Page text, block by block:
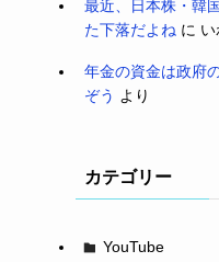
最近、日本株・韓
た下落だよね に い
年金の資金は政府
ぞう より
カテゴリー
YouTube